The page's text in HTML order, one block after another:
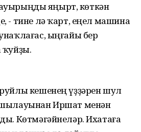
яңырт, көткән
- тине лә ҡарт, еңел машина
ыңғайы бер
кешенең үҙҙәрен шул
Иршат менән
Көтмәгәйнеләр. Ихатаға